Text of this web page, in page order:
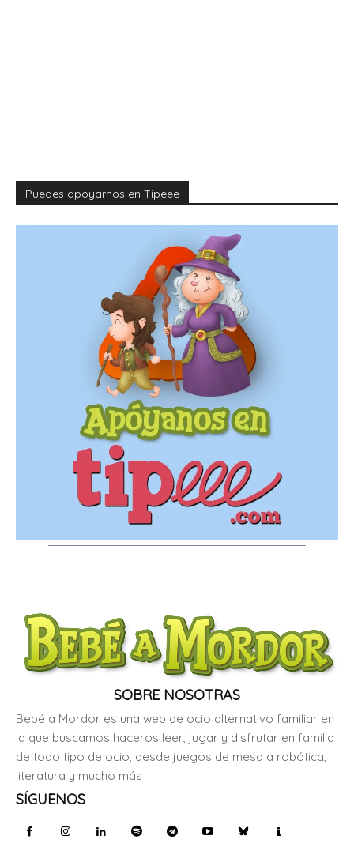
Puedes apoyarnos en Tipeee
SOBRE NOSOTRAS
Bebé a Mordor es una web de ocio alternativo familiar en
la que buscamos haceros leer, jugar y disfrutar en familia
de todo tipo de ocio, desde juegos de mesa a robótica,
literatura y mucho más
SÍGUENOS